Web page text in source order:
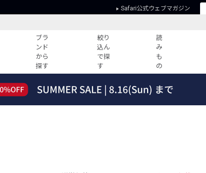
Safari公式ウェブマガジン
ブラ
ンド
から
探す
絞り
込ん
で探
す
読
み
も
の
すべての記事